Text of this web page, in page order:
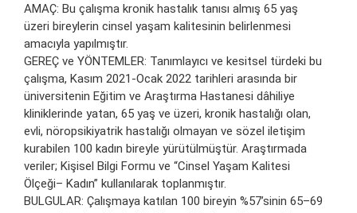
AMAÇ: Bu çalışma kronik hastalık tanısı almış 65 yaş
üzeri bireylerin cinsel yaşam kalitesinin belirlenmesi
amacıyla yapılmıştır.
GEREÇ ve YÖNTEMLER: Tanımlayıcı ve kesitsel türdeki bu
çalışma, Kasım 2021-Ocak 2022 tarihleri arasında bir
üniversitenin Eğitim ve Araştırma Hastanesi dâhiliye
kliniklerinde yatan, 65 yaş ve üzeri, kronik hastalığı olan,
evli, nöropsikiyatrik hastalığı olmayan ve sözel iletişim
kurabilen 100 kadın bireyle yürütülmüştür. Araştırmada
veriler; Kişisel Bilgi Formu ve “Cinsel Yaşam Kalitesi
Ölçeği– Kadın” kullanılarak toplanmıştır.
BULGULAR: Çalışmaya katılan 100 bireyin %57’sinin 65–69